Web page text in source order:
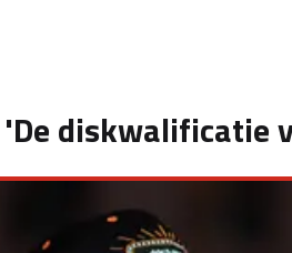
diskwalificatie